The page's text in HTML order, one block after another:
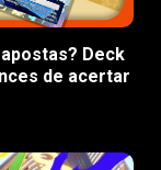
Deck
de acertar